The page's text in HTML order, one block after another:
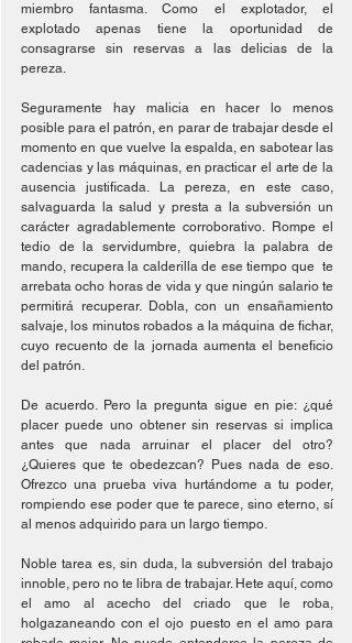
miembro fantasma. Como el explotador, el
explotado apenas tiene la oportunidad de
consagrarse sin reservas a las delicias de la
pereza.
Seguramente hay malicia en hacer lo menos
posible para el patrón, en parar de trabajar desde el
momento en que vuelve la espalda, en sabotear las
cadencias y las máquinas, en practicar el arte de la
ausencia justificada. La pereza, en este caso,
salvaguarda la salud y presta a la subversión un
carácter agradablemente corroborativo. Rompe el
tedio de la servidumbre, quiebra la palabra de
mando, recupera la calderilla de ese tiempo que  te
arrebata ocho horas de vida y que ningún salario te
permitirá recuperar. Dobla, con un ensañamiento
salvaje, los minutos robados a la máquina de fichar,
cuyo recuento de la jornada aumenta el beneficio
del patrón.
De acuerdo. Pero la pregunta sigue en pie: ¿qué
placer puede uno obtener sin reservas si implica
antes que nada arruinar el placer del otro?
¿Quieres que te obedezcan? Pues nada de eso.
Ofrezco una prueba viva hurtándome a tu poder,
rompiendo ese poder que te parece, sino eterno, sí
al menos adquirido para un largo tiempo.
Noble tarea es, sin duda, la subversión del trabajo
innoble, pero no te libra de trabajar. Hete aquí, como
el amo al acecho del criado que le roba,
holgazaneando con el ojo puesto en el amo para